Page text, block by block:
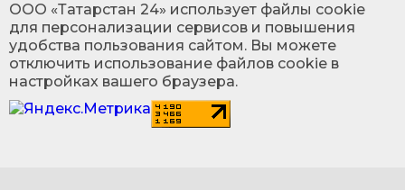
ООО «Татарстан 24» использует файлы cookie
для персонализации сервисов и повышения
удобства пользования сайтом. Вы можете
отключить использование файлов cookie в
настройках вашего браузера.